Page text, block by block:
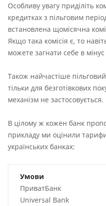
Особливу увагу приділіть
кредитках з пільговим
встановлена щомісячна
Якщо така комісія є, то
можете загнати себе в
Також найчастіше
тільки для безготівкових
механізм не застосовується.
В цілому ж кожен банк
прикладу ми оцінили
українських банках:
Умови
ПриватБанк
Universal Bank